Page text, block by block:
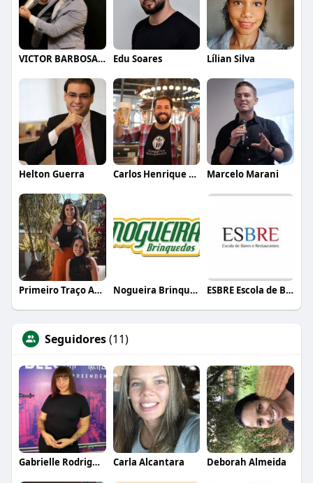
VICTOR BARBOSA QUARANTA Edu Soares Lílian Silva
Helton Guerra Carlos Henrique de Faria Vasconcelos Marcelo Marani
Primeiro Traço Arquitetura Nogueira Brinquedos ESBRE Escola de Bares e Restaurantes
Seguidores(11)
Gabrielle Rodrigues Carla Alcantara Deborah Almeida